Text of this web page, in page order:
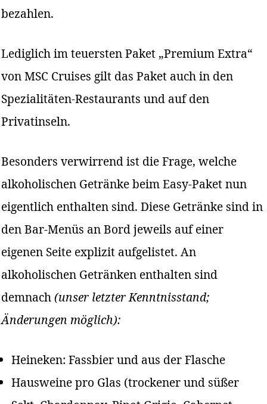
bezahlen.
Lediglich im teuersten Paket „Premium Extra“
von MSC Cruises gilt das Paket auch in den
Spezialitäten-Restaurants und auf den
Privatinseln.
Besonders verwirrend ist die Frage, welche
alkoholischen Getränke beim Easy-Paket nun
eigentlich enthalten sind. Diese Getränke sind in
den Bar-Menüs an Bord jeweils auf einer
eigenen Seite explizit aufgelistet. An
alkoholischen Getränken enthalten sind
demnach(unser letzter Kenntnisstand;
Änderungen möglich):
Heineken: Fassbier und aus der Flasche
Hausweine pro Glas (trockener und süßer